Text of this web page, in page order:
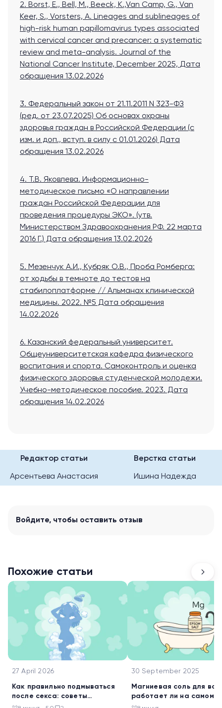
2. Borst, E., Bell, M., Beeck, K.,Van Camp, G., Van
Keer, S., Vorsters, A. Lineages and sublineages of
high-risk human papillomavirus types associated
with cervical cancer and precancer: a systematic
review and meta-analysis. Journal of the
National Cancer Institute, December 2025, Дата
обращения 13.02.2026
3. Федеральный закон от 21.11.2011 N 323-ФЗ
(ред. от 23.07.2025) Об основах охраны
здоровья граждан в Российской Федерации (с
изм. и доп., вступ. в силу с 01.01.2026) Дата
обращения 13.02.2026
4. Т.В. Яковлева. Информационно-
методическое письмо «О направлении
граждан Российской Федерации для
проведения процедуры ЭКО». (утв.
Министерством Здравоохранения РФ. 22 марта
2016 Г.) Дата обращения 13.02.2026
5. Мезенчук А.И., Кубряк О.В., Проба Ромберга:
от ходьбы в темноте до тестов на
стабилоплатформе // Альманах клинической
медицины. 2022. №5 Дата обращения
14.02.2026
6. Казанский федеральный университет.
Общеуниверситетская кафедра физического
воспитания и спорта. Самоконтроль и оценка
физического здоровья студенческой молодежи.
Учебно-методическое пособие. 2023. Дата
обращения 14.02.2026
Редактор статьи Верстка статьи
Арсентьева Анастасия Ишина Надежда
Войдите, чтобы оставить отзыв
Похожие статьи
27 April 2026
Как правильно подмываться
после секса: советы
гинеколога
30 September 2025
Магниевая соль для
работает ли на самом
как правильно